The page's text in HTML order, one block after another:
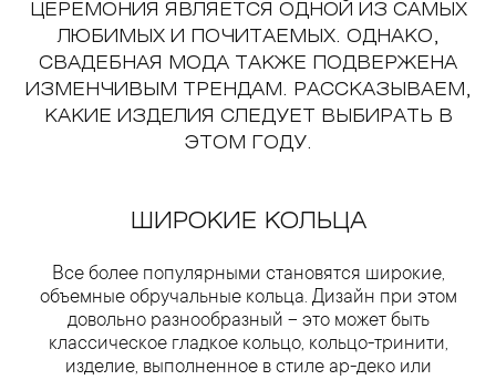
ЦЕРЕМОНИЯ ЯВЛЯЕТСЯ ОДНОЙ ИЗ САМЫХ
ЛЮБИМЫХ И ПОЧИТАЕМЫХ. ОДНАКО,
СВАДЕБНАЯ МОДА ТАКЖЕ ПОДВЕРЖЕНА
ИЗМЕНЧИВЫМ ТРЕНДАМ. РАССКАЗЫВАЕМ,
КАКИЕ ИЗДЕЛИЯ СЛЕДУЕТ ВЫБИРАТЬ В
ЭТОМ ГОДУ.
ШИРОКИЕ КОЛЬЦА
Все более популярными становятся широкие,
объемные обручальные кольца. Дизайн при этом
довольно разнообразный – это может быть
классическое гладкое кольцо, кольцо-тринити,
изделие, выполненное в стиле ар-деко или